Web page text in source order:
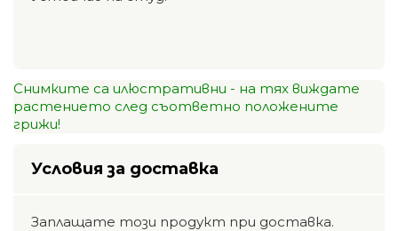
Снимките са илюстративни - на тях виждате
растението след съответно положените
грижи!
Условия за доставка
Заплащате този продукт при доставка.